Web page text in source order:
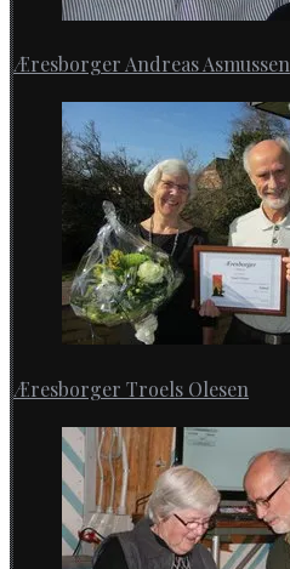
Æresborger Andreas Asmussen
Æresborger Troels Olesen